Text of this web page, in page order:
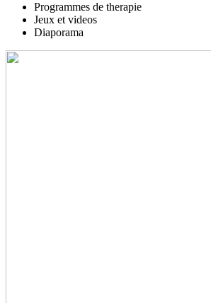
Programmes de therapie
Jeux et videos
Diaporama